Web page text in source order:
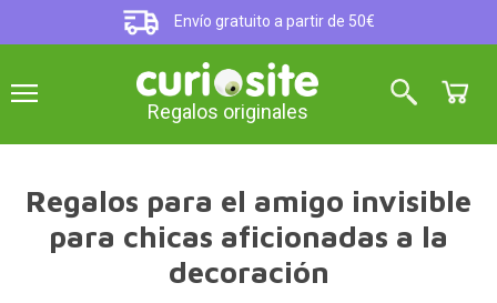
Envío gratuito a partir de 50€
Regalos originales
Regalos para el amigo invisible
para chicas aficionadas a la
decoración